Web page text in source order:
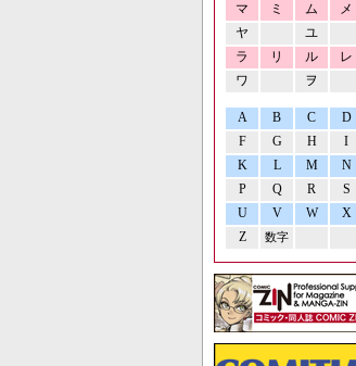
マ
ミ ム メ
ヤ
ユ
ラ
リ ル レ
ワ
ヲ
A B C D
F
G H I
K
L M N
P
Q R S
U
V W X
Z
数字